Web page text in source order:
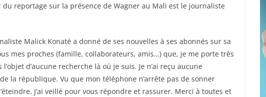
du reportage sur la présence de Wagner au Mali est le journaliste
Malick Konaté a donné de ses nouvelles à ses abonnés sur sa
mes proches (famille, collaborateurs, amis…) que, je me porte très
d’aucune recherche là où je suis. Je n’ai reçu aucune
la république. Vu que mon téléphone n’arrête pas de sonner
J’ai veillé pour vous répondre et rassurer. Merci à toutes et